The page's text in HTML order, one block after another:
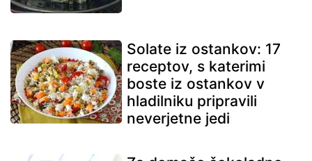
Solate iz ostankov: 17
receptov, s katerimi
boste iz ostankov v
hladilniku pripravili
neverjetne jedi